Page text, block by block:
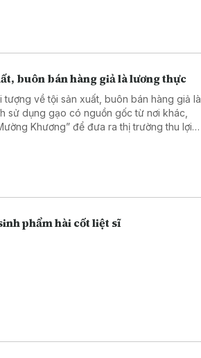
buôn bán hàng giả là lương thực
tượng về tội sản xuất, buôn bán hàng giả là
sử dụng gạo có nguồn gốc từ nơi khác,
Khương” để đưa ra thị trường thu lợi
phẩm hài cốt liệt sĩ